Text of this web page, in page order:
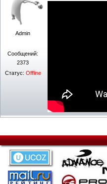
Admin
Сообщений:
2373
Статус: Offline